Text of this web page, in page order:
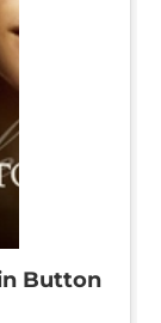
Button